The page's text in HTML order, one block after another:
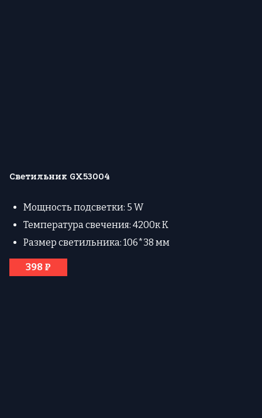
Светильник GX53004
Мощность подсветки: 5 W
Температура свечения: 4200к К
Размер светильника: 106*38 мм
398 ₽